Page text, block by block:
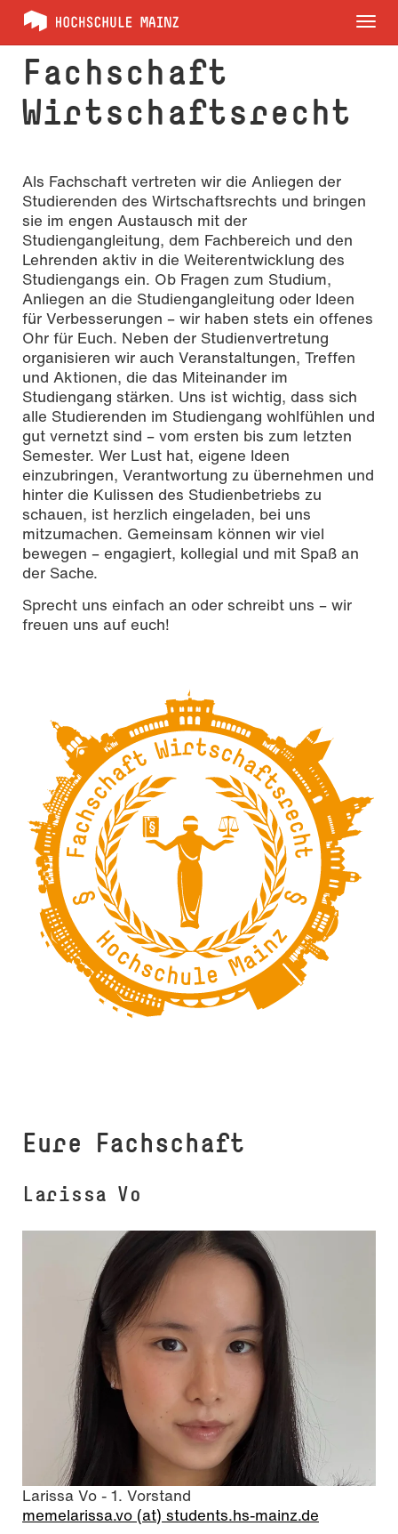
Fachschaft
Wirtschaftsrecht
Als Fachschaft vertreten wir die Anliegen der
Studierenden des Wirtschaftsrechts und bringen
sie im engen Austausch mit der
Studiengangleitung, dem Fachbereich und den
Lehrenden aktiv in die Weiterentwicklung des
Studiengangs ein. Ob Fragen zum Studium,
Anliegen an die Studiengangleitung oder Ideen
für Verbesserungen – wir haben stets ein offenes
Ohr für Euch. Neben der Studienvertretung
organisieren wir auch Veranstaltungen, Treffen
und Aktionen, die das Miteinander im
Studiengang stärken. Uns ist wichtig, dass sich
alle Studierenden im Studiengang wohlfühlen und
gut vernetzt sind – vom ersten bis zum letzten
Semester. Wer Lust hat, eigene Ideen
einzubringen, Verantwortung zu übernehmen und
hinter die Kulissen des Studienbetriebs zu
schauen, ist herzlich eingeladen, bei uns
mitzumachen. Gemeinsam können wir viel
bewegen – engagiert, kollegial und mit Spaß an
der Sache.
Sprecht uns einfach an oder schreibt uns – wir
freuen uns auf euch!
Eure Fachschaft
Larissa Vo
Larissa Vo - 1. Vorstand
memelarissa.vo (at) students.hs-mainz.de